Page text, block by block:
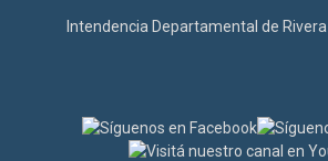
Intendencia Departamental de Rivera